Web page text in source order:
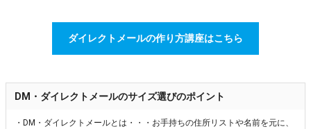
ダイレクトメールの作り方講座はこちら
DM・ダイレクトメールのサイズ選びのポイント
・DM・ダイレクトメールとは・・・お手持ちの住所リストや名前を元に、